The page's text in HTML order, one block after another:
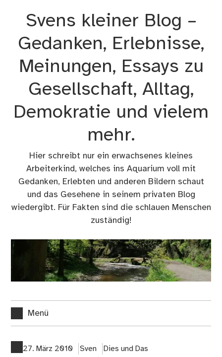
Svens kleiner Blog –
Gedanken, Erlebnisse,
Meinungen, Essays zu
Gesellschaft, Alltag,
Demokratie und vielem
mehr.
Hier schreibt nur ein erwachsenes kleines
Arbeiterkind, welches ins Aquarium voll mit
Gedanken, Erlebten und anderen Bildern schaut
und das Gesehene in seinem privaten Blog
wiedergibt. Für Fakten sind die schlauen Menschen
zuständig!
Menü
27. März 2010 Sven Dies und Das